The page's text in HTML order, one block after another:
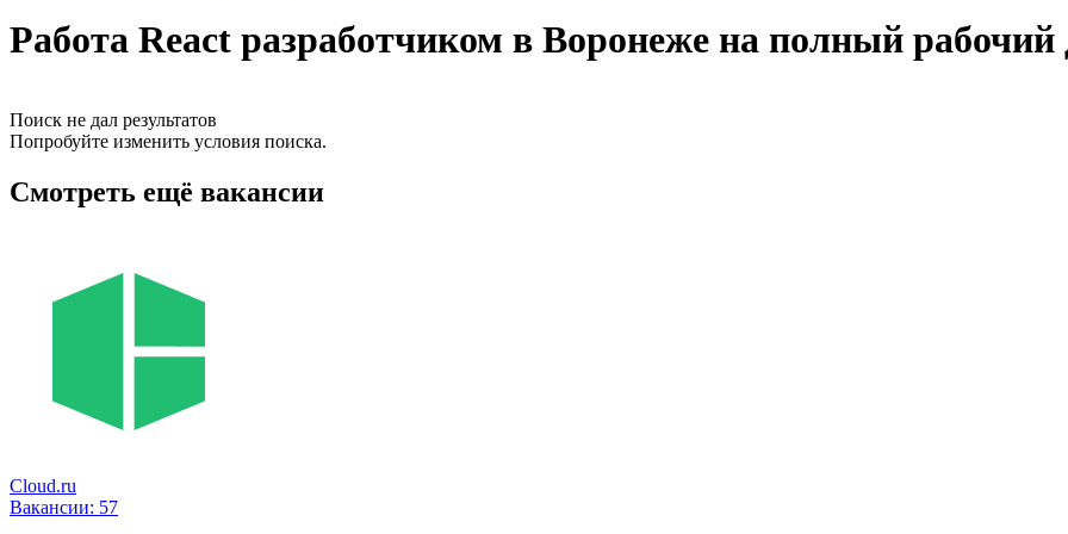
Работа React разработчиком в Воронеже на полный рабочий
Поиск не дал результатов
Попробуйте изменить условия поиска.
Смотреть ещё вакансии
Cloud.ru
Вакансии: 57